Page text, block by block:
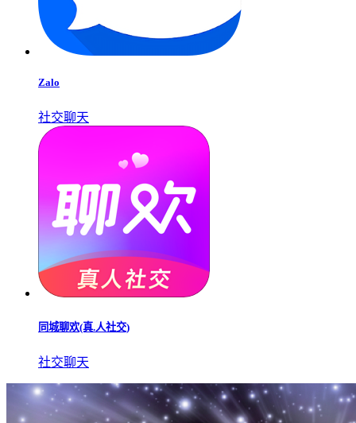
Zalo
社交聊天
同城聊欢(真.人社交)
社交聊天